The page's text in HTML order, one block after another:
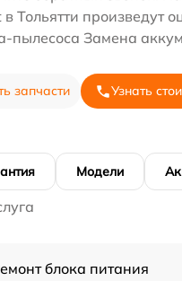
в Тольятти произведут
пылесоса Замена
запчасти Узнать
Модели
блока питания